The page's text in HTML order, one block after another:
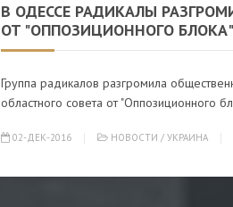
В ОДЕССЕ РАДИКАЛЫ
ОТ "ОППОЗИЦИОННОГО БЛОКА"
Группа радикалов разгромила
областного совета от "Оппозиционного
02-ДЕК-2016 НОВОСТИ / УКРАИНА